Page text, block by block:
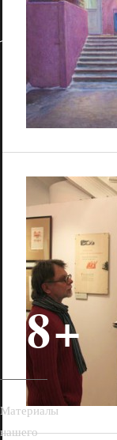
18+
Материалы
нашего